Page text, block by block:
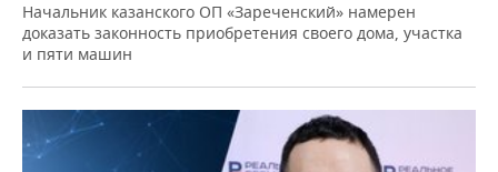
Начальник казанского ОП «Зареченский» намерен
доказать законность приобретения своего дома, участка
и пяти машин